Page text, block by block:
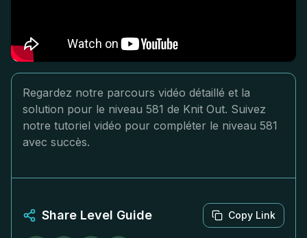
Regardez notre parcours vidéo détaillé et la
solution pour le niveau 581 de Knit Out. Suivez
notre tutoriel vidéo pour compléter le niveau 581
avec succès.
Share Level Guide Copy Link